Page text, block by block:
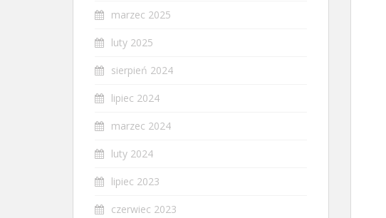
marzec 2025
luty 2025
sierpień 2024
lipiec 2024
marzec 2024
luty 2024
lipiec 2023
czerwiec 2023